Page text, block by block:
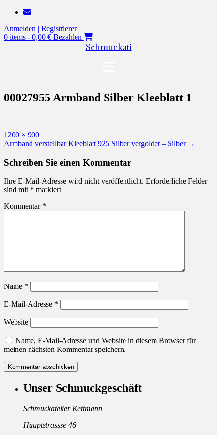
Zum
springen
Anmelden | Registrieren
0 items - 0,00 € Bezahlen
Schmuckati
00027955 Armband Silber Kleeblatt 1
Originalgröße
1200 × 900
Beitragsnavigation
Armband verstellbar Kleeblatt 925 Silber vergoldet – Silber →
Schreiben Sie einen Kommentar
Ihre E-Mail-Adresse wird nicht veröffentlicht. Erforderliche Felder
sind mit * markiert
Kommentar *
Name *
E-Mail-Adresse *
Website
Name, E-Mail-Adresse und Website in diesem Browser für
meinen nächsten Kommentar speichern.
Unser Schmuckgeschäft
Schmuckatelier Kettmann
Hauptstrassse 46